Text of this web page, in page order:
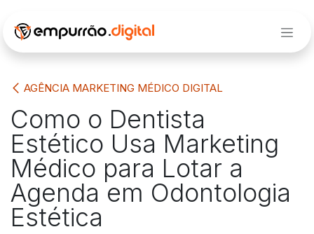
AGÊNCIA MARKETING MÉDICO DIGITAL
Como o Dentista
Estético Usa Marketing
Médico para Lotar a
Agenda em Odontologia
Estética